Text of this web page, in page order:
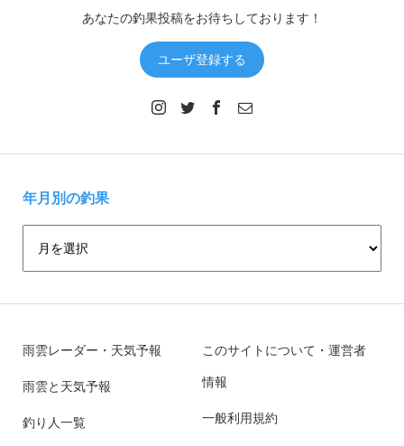
あなたの釣果投稿をお待ちしております！
ユーザ登録する
年月別の釣果
雨雲レーダー・天気予報
雨雲と天気予報
釣り人一覧
このサイトについて・運営者
情報
一般利用規約